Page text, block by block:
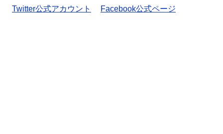
Twitter公式アカウント
Facebook公式ページ